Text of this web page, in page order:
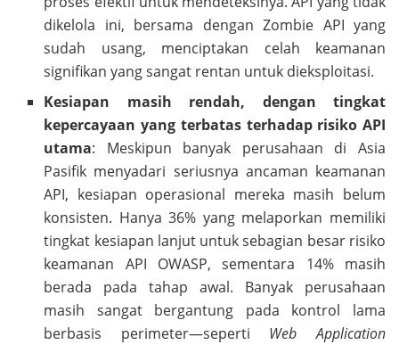
dikelola ini, bersama dengan Zombie API yang
sudah usang, menciptakan celah keamanan
signifikan yang sangat rentan untuk dieksploitasi.
Kesiapan masih rendah, dengan tingkat
kepercayaan yang terbatas terhadap risiko API
utama: Meskipun banyak perusahaan di Asia
Pasifik menyadari seriusnya ancaman keamanan
API, kesiapan operasional mereka masih belum
konsisten. Hanya 36% yang melaporkan memiliki
tingkat kesiapan lanjut untuk sebagian besar risiko
keamanan API OWASP, sementara 14% masih
berada pada tahap awal. Banyak perusahaan
masih sangat bergantung pada kontrol lama
berbasis perimeter—seperti Web Application